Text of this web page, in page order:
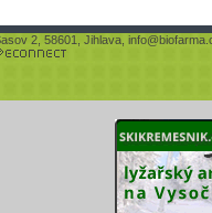
2, 58601, Jihlava,